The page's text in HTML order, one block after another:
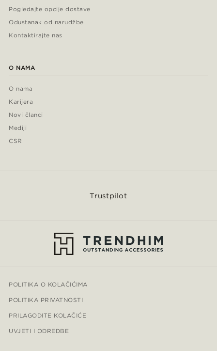
Pogledajte opcije dostave
Odustanak od narudžbe
Kontaktirajte nas
O NAMA
O nama
Karijera
Novi članci
Mediji
CSR
Trustpilot
POLITIKA O KOLAČIĆIMA
POLITIKA PRIVATNOSTI
PRILAGODITE KOLAČIĆE
UVJETI I ODREDBE